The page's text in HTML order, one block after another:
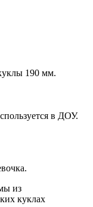
190 мм.
в ДОУ.
из
куклах